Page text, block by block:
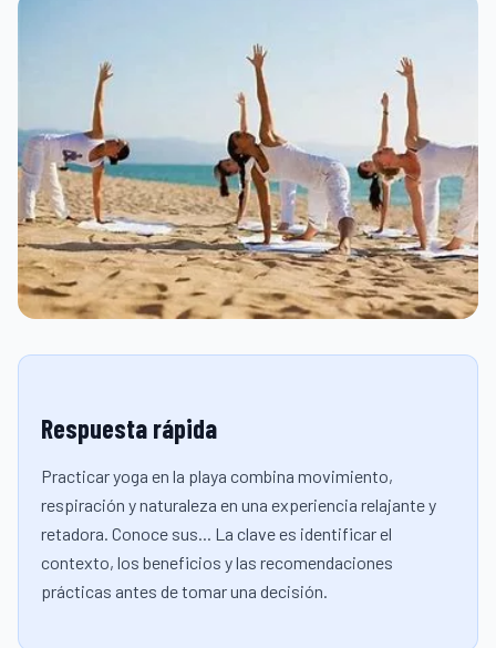
Respuesta rápida
Practicar yoga en la playa combina movimiento,
respiración y naturaleza en una experiencia relajante y
retadora. Conoce sus... La clave es identificar el
contexto, los beneficios y las recomendaciones
prácticas antes de tomar una decisión.